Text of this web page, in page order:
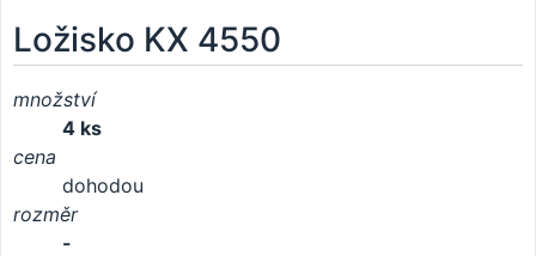
Ložisko KX 4550
množství
4 ks
cena
dohodou
rozměr
-